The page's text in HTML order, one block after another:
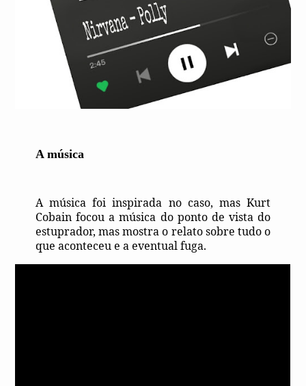
A música
A música foi inspirada no caso, mas Kurt
Cobain focou a música do ponto de vista do
estuprador, mas mostra o relato sobre tudo o
que aconteceu e a eventual fuga.